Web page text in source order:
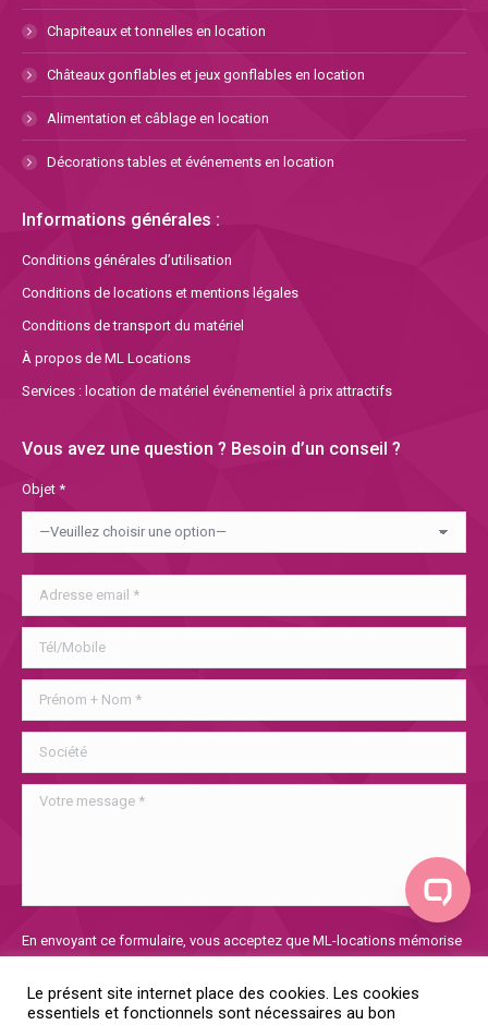
Chapiteaux et tonnelles en location
Châteaux gonflables et jeux gonflables en location
Alimentation et câblage en location
Décorations tables et événements en location
Informations générales :
Conditions générales d’utilisation
Conditions de locations et mentions légales
Conditions de transport du matériel
À propos de ML Locations
Services : location de matériel événementiel à prix attractifs
Vous avez une question ? Besoin d’un conseil ?
Objet *
laisser
champ
vide.
En envoyant ce formulaire, vous acceptez que ML-locations mémorise
vous voulez en savoir plus sur notre politique de confidentialité, vous
la trouverezici
Le présent site internet place des cookies. Les cookies
essentiels et fonctionnels sont nécessaires au bon